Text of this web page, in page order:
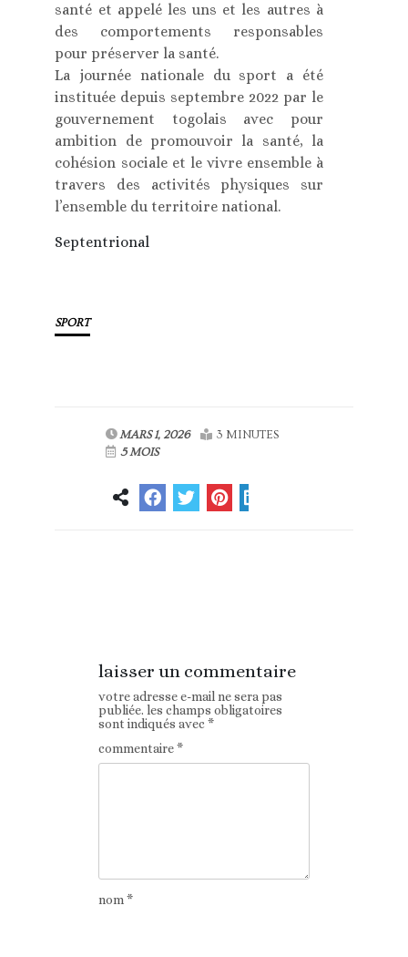
santé et appelé les uns et les autres à
des comportements responsables
pour préserver la santé.
La journée nationale du sport a été
instituée depuis septembre 2022 par le
gouvernement togolais avec pour
ambition de promouvoir la santé, la
cohésion sociale et le vivre ensemble à
travers des activités physiques sur
l’ensemble du territoire national.
Septentrional
SPORT
MARS 1, 2026
3 MINUTES
5 MOIS
laisser un commentaire
votre adresse e-mail ne sera pas
publiée. les champs obligatoires
sont indiqués avec*
commentaire*
nom*